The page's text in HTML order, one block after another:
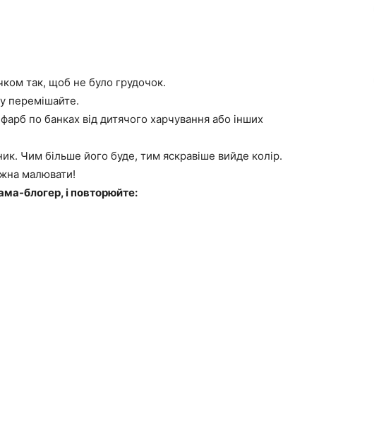
так, щоб не було грудочок.
перемішайте.
по банках від дитячого харчування або інших
Чим більше його буде, тим яскравіше вийде колір.
малювати!
блогер, і повторюйте: